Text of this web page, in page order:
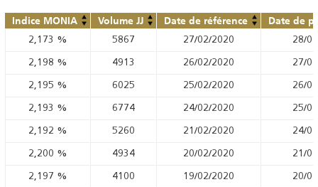
Indice MONIA Volume JJ Date de référence Date de
2,173 % 5867 27/02/2020 28/
2,198 % 4913 26/02/2020 27/
2,195 % 6025 25/02/2020 26/
2,193 % 6774 24/02/2020 25/
2,192 % 5260 21/02/2020 24/
2,200 % 4934 20/02/2020 21/
2,197 % 4100 19/02/2020 20/